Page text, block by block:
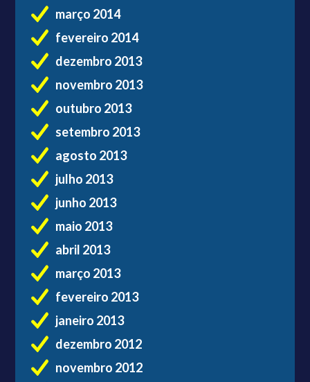
março 2014
fevereiro 2014
dezembro 2013
novembro 2013
outubro 2013
setembro 2013
agosto 2013
julho 2013
junho 2013
maio 2013
abril 2013
março 2013
fevereiro 2013
janeiro 2013
dezembro 2012
novembro 2012